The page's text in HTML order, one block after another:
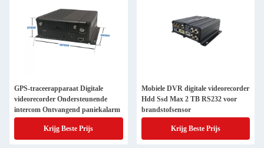
GPS-traceerapparaat Digitale
videorecorder Ondersteunende
intercom Ontvangend paniekalarm
Krijg Beste Prijs
Mobiele DVR digitale videorecorder
Hdd Ssd Max 2 TB RS232 voor
brandstofsensor
Krijg Beste Prijs